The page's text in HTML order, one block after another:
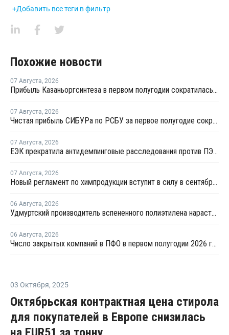
+Добавить все теги в фильтр
Похожие новости
07 Августа, 2026
Прибыль Казаньоргсинтеза в первом полугодии сократилась более чем в 2 раза
07 Августа, 2026
Чистая прибыль СИБУРа по РСБУ за первое полугодие сократилась в 3,6 раза
07 Августа, 2026
ЕЭК прекратила антидемпинговые расследования против ПЭ и ПП из Азербайджана и Туркменистана
07 Августа, 2026
Новый регламент по химпродукции вступит в силу в сентябре 2027 года
06 Августа, 2026
Удмуртский производитель вспененного полиэтилена нарастит выпуск на 15%
06 Августа, 2026
Число закрытых компаний в ПФО в первом полугодии 2026 года вдвое превысило число новых
03 Октября, 2025
Октябрьская контрактная цена стирола
для покупателей в Европе снизилась